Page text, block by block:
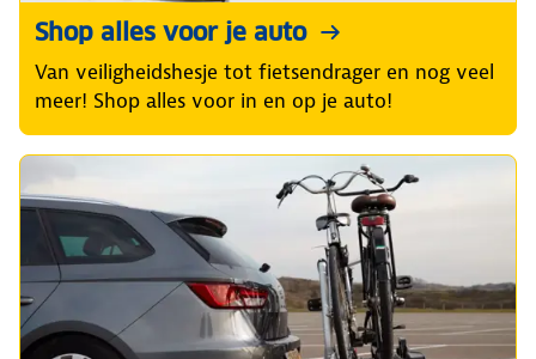
Shop alles voor je auto
Van veiligheidshesje tot fietsendrager en nog veel
meer! Shop alles voor in en op je auto!